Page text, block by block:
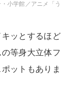
小学館／アニメ「う
ッとするほど
等身大立体フ
ットもありま